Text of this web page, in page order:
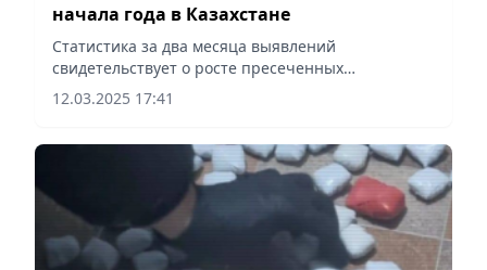
начала года в Казахстане
Статистика за два месяца выявлений
свидетельствует о росте пресеченных
наркопреступлений, сообщает Vecher.kz.
12.03.2025 17:41